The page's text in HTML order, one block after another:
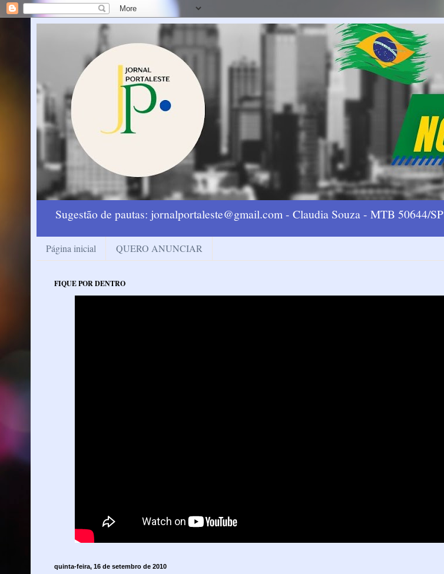
Sugestão de pautas: jornalportaleste@gmail.com - Claudia Souza - MTB 50644/SP
Página inicial QUERO ANUNCIAR
FIQUE POR DENTRO
quinta-feira, 16 de setembro de 2010